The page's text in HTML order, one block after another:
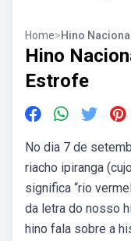
Home>Hino
Hino
Estrofe
No dia 7 de
riacho ipiranga
significa “rio
da letra do nosso
hino fala sobre a